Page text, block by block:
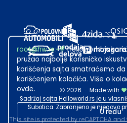
2026 · Made with
Sadržaj sajta Helloworld.rs je u
Subotica. Zabranjeno je njegovo
This site is protected by reCAPTCHA
root@hw.rs:~#Helloworld.rs
pružao najbolje korisničko
korišćenja sajta smatraćemo
korišćenjem kolačića. Više o
ovde.
U redu